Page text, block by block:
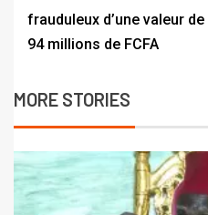
frauduleux d’une valeur de
94 millions de FCFA
MORE STORIES